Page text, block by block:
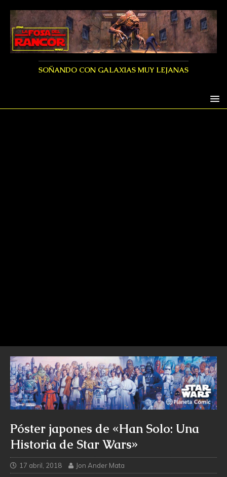
SOÑANDO CON GALAXIAS MUY LEJANAS
Póster japones de «Han Solo: Una
Historia de Star Wars»
17 abril, 2018 Jon Ander Mata